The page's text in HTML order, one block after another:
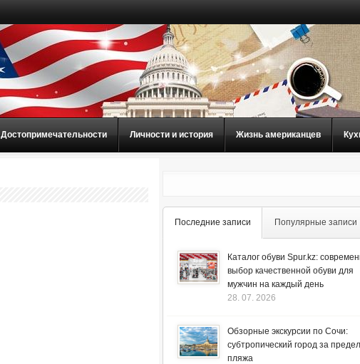
Достопримечательности Личности и история Жизнь американцев
Последние записи Популярные записи
Каталог обуви Spur.kz:
выбор качественной обуви для
мужчин на каждый день
28. 07. 2026
Обзорные экскурсии по Сочи:
субтропический город за
пляжа